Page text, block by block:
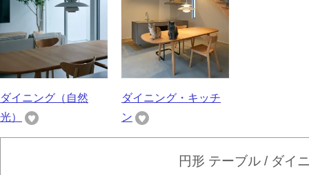
ダイニング（自然
光）
ダイニング・キッチ
ン
円形 テーブル / ダイ